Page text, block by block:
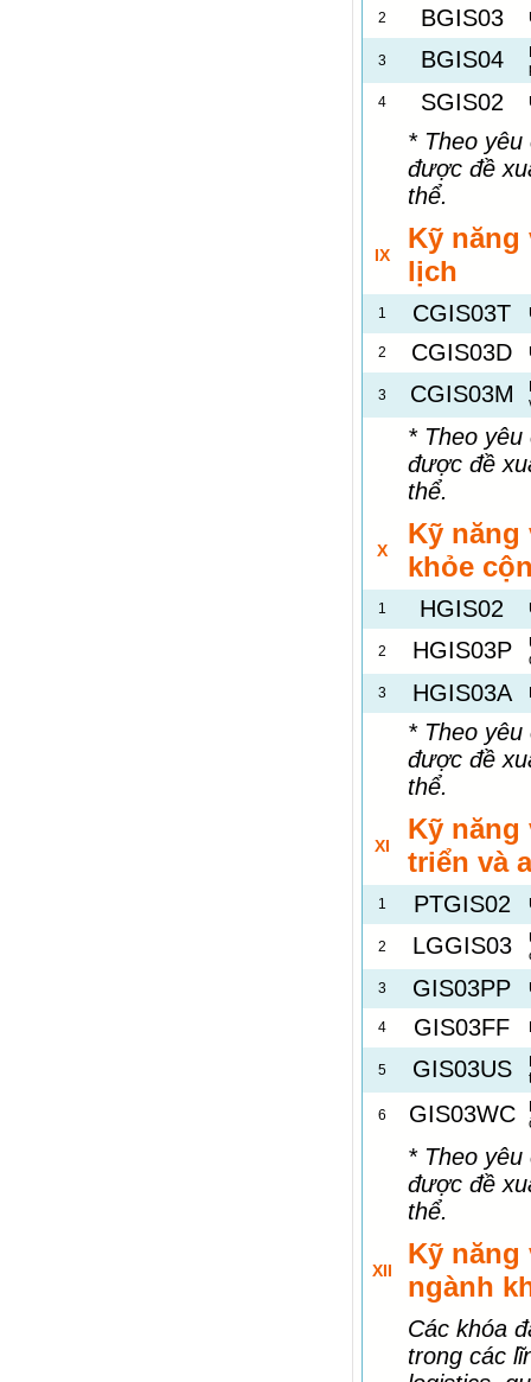
2 BGIS03
3 BGIS04
4
SGIS02
* Theo
được đề
thể.
IX
Kỹ năng
lịch
1 CGIS03T
2 CGIS03D
3 CGIS03M
* Theo
được đề
thể.
X
Kỹ năng
khỏe
1 HGIS02
2 HGIS03P
3
HGIS03A
* Theo
được đề
thể.
XI
Kỹ
triển và
1 PTGIS02
2 LGGIS03
3
GIS03PP
4 GIS03FF
5 GIS03US
6 GIS03WC
* Theo
được đề
thể.
XII
Kỹ
ngành
Các khóa
trong các